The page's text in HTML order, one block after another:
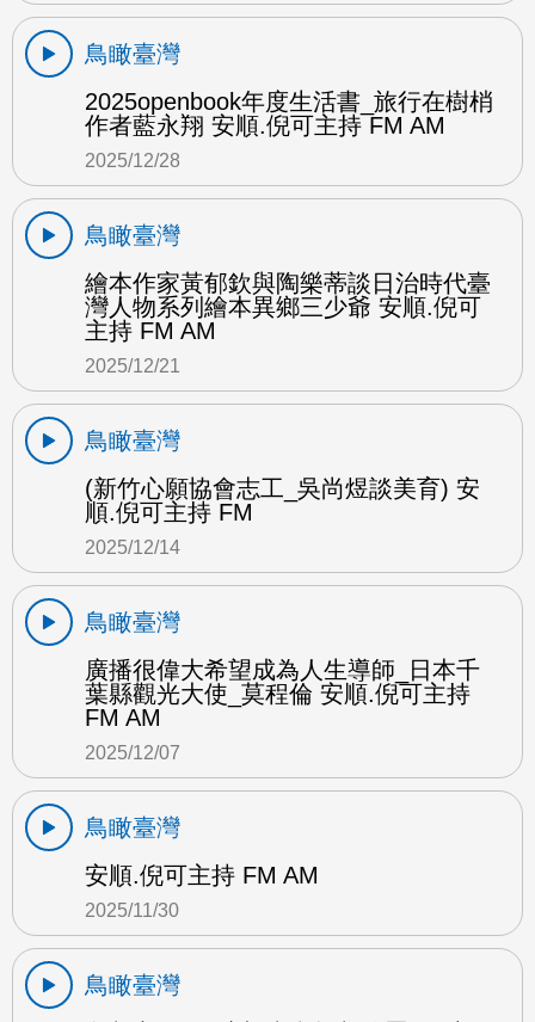
鳥瞰臺灣
2025openbook年度生活書_旅行在樹梢
作者藍永翔 安順.倪可主持 FM AM
2025/12/28
鳥瞰臺灣
繪本作家黃郁欽與陶樂蒂談日治時代臺
灣人物系列繪本異鄉三少爺 安順.倪可
主持 FM AM
2025/12/21
鳥瞰臺灣
(新竹心願協會志工_吳尚煜談美育) 安
順.倪可主持 FM
2025/12/14
鳥瞰臺灣
廣播很偉大希望成為人生導師_日本千
葉縣觀光大使_莫程倫 安順.倪可主持
FM AM
2025/12/07
鳥瞰臺灣
安順.倪可主持 FM AM
2025/11/30
鳥瞰臺灣